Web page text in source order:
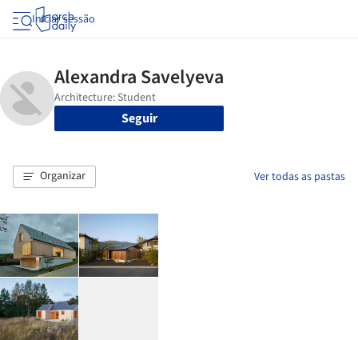
Iniciar sessão
Seguir
Organizar Ver todas as pastas